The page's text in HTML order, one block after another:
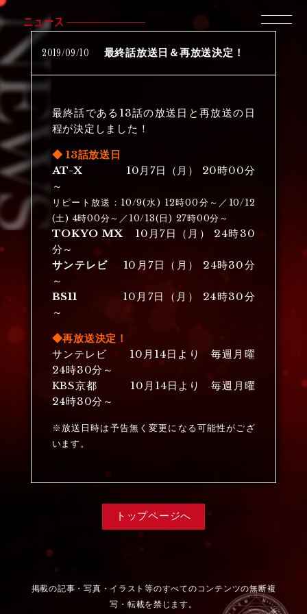
ニュース
2019/09/10 最終話放送日＆再放送決定！
最終話である13話の放送日と再放送の日
程が決定しました！
◆ 13話放送日
AT-X 10月7日（月） 20時00分
～
リピート放送：10/9(水) 12時00分～／10/12
(土) 4時00分～／10/13(日) 27時00分～
TOKYO MX 10月7日（月） 24時30
分～
サンテレビ 10月7日（月） 24時30分
～
BS11 10月7日（月） 24時30分
～
◆再放送決定！
サンテレビ 10月14日より 毎週月曜
24時30分～
KBS京都 10月14日より 毎週月曜
24時30分～
※放送日時は予告無く変更になる可能性がござ
います。
トップページへ
掲載の記事・写真・イラスト等のすべてのコンテンツの無断複
写・転載を禁じます。